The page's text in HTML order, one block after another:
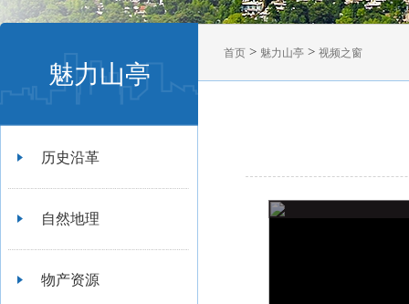
魅力山亭
历史沿革
自然地理
物产资源
首页 > 魅力山亭 > 视频之窗